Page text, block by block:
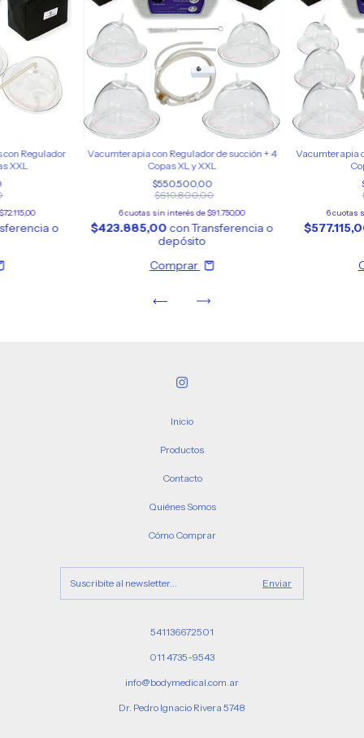
Regulador
XXL
o
Vacumterapia con Regulador de succión + 4
Copas XL y XXL
$550.500,00
$610.800,00
$423.885,00 conTransferencia o
depósito
6cuotas sin interés de$91.750,00
Comprar
Vacumterapia
6cuotas
Inicio
Productos
Contacto
Quiénes Somos
Cómo Comprar
541136672501
011 4735-9543
info@bodymedical.com.ar
Dr. Pedro Ignacio Rivera 5748